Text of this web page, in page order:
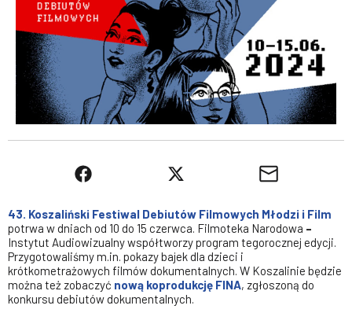
43. Koszaliński Festiwal Debiutów Filmowych Młodzi i Film
potrwa w dniach od 10 do 15 czerwca. Filmoteka Narodowa –
Instytut Audiowizualny współtworzy program tegorocznej edycji.
Przygotowaliśmy m.in. pokazy bajek dla dzieci i
krótkometrażowych filmów dokumentalnych. W Koszalinie będzie
można też zobaczyć nową koprodukcję FINA, zgłoszoną do
konkursu debiutów dokumentalnych.